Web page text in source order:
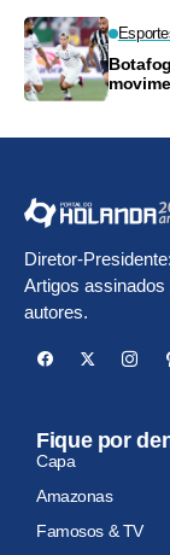
Diretor-
Artigos assinados
autores.
Fique por
Capa
Amazonas
Famosos & TV